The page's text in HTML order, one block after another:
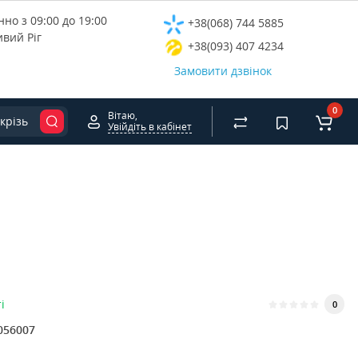
з 09:00 до 19:00
Ріг
+38(068) 744 5885
+38(093) 407 4234
Замовити дзвінок
Вітаю,
Увійдіть в кабінет
0
0